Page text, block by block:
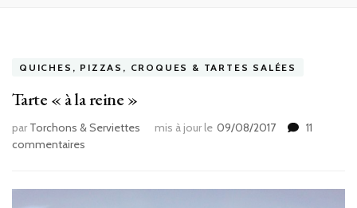
QUICHES, PIZZAS, CROQUES & TARTES SALÉES
Tarte « à la reine »
par Torchons & Serviettes mis à jour le 09/08/2017
11
commentaires
la